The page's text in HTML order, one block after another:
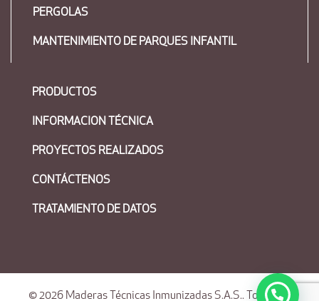
PERGOLAS
MANTENIMIENTO DE PARQUES INFANTIL
PRODUCTOS
INFORMACION TÉCNICA
PROYECTOS REALIZADOS
CONTÁCTENOS
TRATAMIENTO DE DATOS
© 2026 Maderas Técnicas Inmunizadas S.A.S.. Todos los